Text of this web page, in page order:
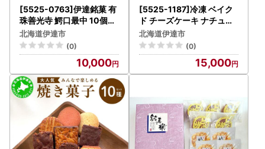
[5525-0763]伊達銘菓 有
珠善光寺 鰐口最中 10個セ
ット
北海道伊達市
(0)
10,000
[5525-1187]冷凍 ベイク
ド チーズケーキ ナチュー
ルフロマージュ 5号 15cm
北海道 伊達 スイーツナチ
ュール
北海道伊達市
(0)
15,000